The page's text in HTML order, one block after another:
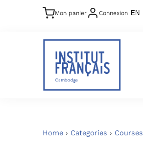
Mon panier Connexion EN
Home › Categories › Courses